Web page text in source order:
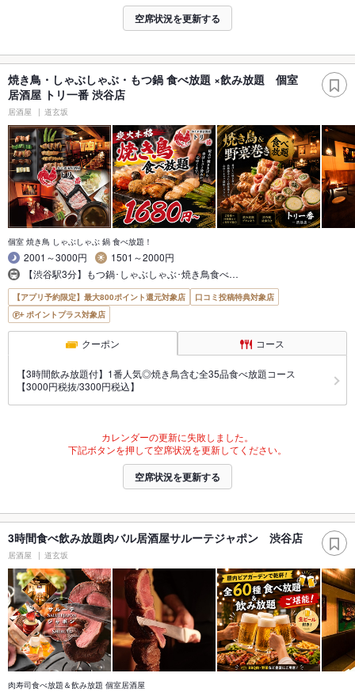
空席状況を更新する
焼き鳥・しゃぶしゃぶ・もつ鍋 食べ放題 ×飲み放題 個室
居酒屋 トリ一番 渋谷店
居酒屋 道玄坂
個室 焼き鳥 しゃぶしゃぶ 鍋 食べ放題！
2001～3000円
1501～2000円
【渋谷駅3分】もつ鍋･しゃぶしゃぶ･焼き鳥食べ…
【アプリ予約限定】最大800ポイント還元対象店
口コミ投稿特典対象店
ポイントプラス対象店
クーポン コース
【3時間飲み放題付】1番人気◎焼き鳥含む全35品食べ放題コース
【3000円税抜/3300円税込】
カレンダーの更新に失敗しました。
下記ボタンを押して空席状況を更新してください。
空席状況を更新する
3時間食べ飲み放題肉バル居酒屋サルーテジャポン 渋谷店
居酒屋 道玄坂
肉寿司食べ放題＆飲み放題 個室居酒屋